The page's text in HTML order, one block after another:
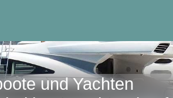
und Yachten